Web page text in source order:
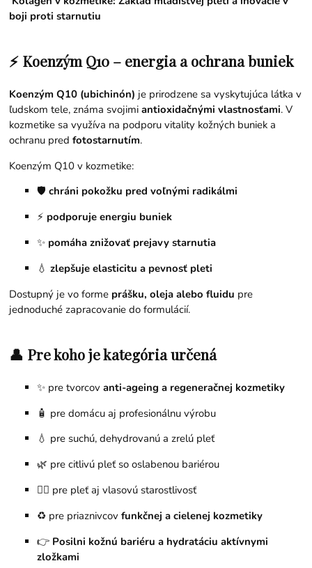
boji proti starnutiu
⚡ Koenzým Q10 – energia a ochrana buniek
Koenzým Q10 (ubichinón) je prirodzene sa vyskytujúca látka v
ľudskom tele, známa svojimiantioxidačnými vlastnosťami. V
kozmetike sa využíva na podporu vitality kožných buniek a
ochranu predfotostarnutím.
Koenzým Q10 v kozmetike:
🛡️chráni pokožku pred voľnými radikálmi
⚡ podporuje energiu buniek
✨ pomáha znižovať prejavy starnutia
💧zlepšuje elasticitu a pevnosť pleti
Dostupný je vo forme prášku, oleja alebo fluidu pre
jednoduché zapracovanie do formulácií.
👤 Pre koho je kategória určená
✨ pre tvorcovanti-ageing a regeneračnej kozmetiky
🧴 pre domácu aj profesionálnu výrobu
💧 pre suchú, dehydrovanú a zrelú pleť
🌿 pre citlivú pleť so oslabenou bariérou
💆‍♀️ pre pleť aj vlasovú starostlivosť
♻️ pre priaznivcovfunkčnej a cielenej kozmetiky
👉 Posilni kožnú bariéru a hydratáciu aktívnymi
zložkami